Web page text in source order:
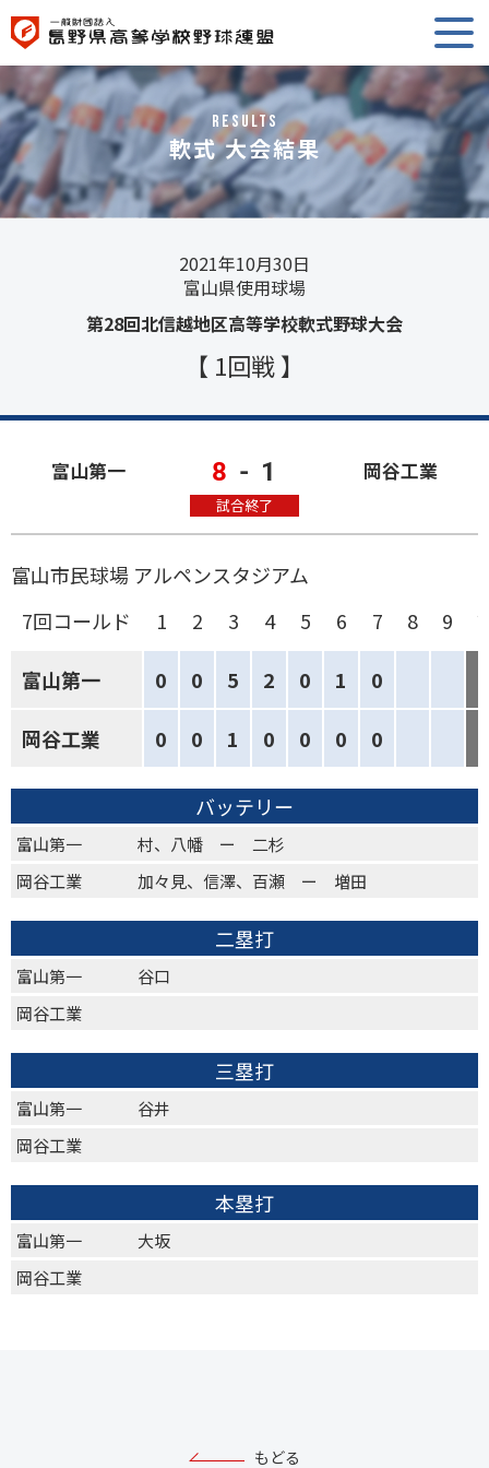
RESULTS
軟式 大会結果
2021年10月30日
富山県使用球場
第28回北信越地区高等学校軟式野球大会
【 1回戦 】
富山第一 8 - 1
試合終了
岡谷工業
富山市民球場 アルペンスタジアム
7回コールド
1 2 3 4 5 6 7 8 9
富山第一 0 0 5 2 0 1 0
岡谷工業 0 0 1 0 0 0 0
バッテリー
富山第一
村、八幡 ー 二杉
岡谷工業
加々見、信澤、百瀬 ー 増田
二塁打
富山第一
谷口
岡谷工業
三塁打
富山第一
谷井
岡谷工業
本塁打
富山第一
大坂
岡谷工業
もどる